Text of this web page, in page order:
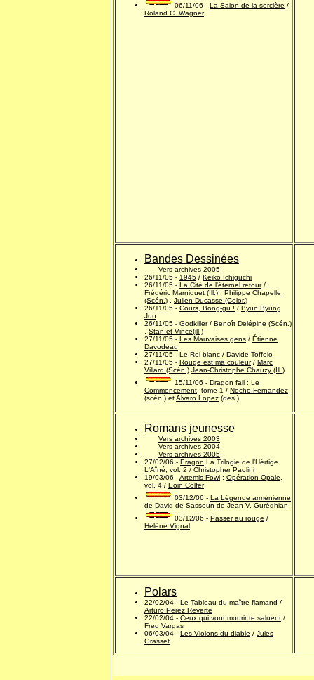
06/11/06 - La Saion de la sorcière /
Roland C. Wagner
Bandes Dessinées
Vers archives 2005
26/11/05 - 1945 / Keiko Ichiguchi
26/11/05 - La Cité de l'éternel retour/
Frédéric Marniquet (Ill.)
Philippe Chapelle
(Scén.)
Julien Ducasse (Color.)
26/11/05 - Cours, Bong-gu ! / Byun Byung
Jun
26/11/05 - Godkiller/ Benoît Delépine (Scén.)
Stan et Vince(ill.)
27/11/05 - Les Mauvaises gens / Étienne
Davodeau
27/11/05 - Le Roi blanc / Davide Toffolo
27/11/05 - Rouge est ma couleur/ Marc
Villard (Scén.) Jean-Christophe Chauzy (Ill.)
15/11/06 - Dragon fall : Le
Commencement , tome 1 / Nocho Fernandez
(scén.) etAlvaro Lopez (des.)
Romans jeunesse
Vers archives 2003
Vers archives 2004
Vers archives 2005
27/02/06 - Eragon La Trilogie de l'Hértige
L'Aîné , vol. 2 / Christopher Paolini
19/03/06 -Artemis Fowl : Opération Opale
vol. 4 / Eoin Colfer
03/12/06 - La Légende arménienne
de David de Sassoun de Jean V. Guréghian
03/12/06 - Passer au rouge /
Hélène Vignal
Polars
22/02/04 - Le Tableau du maître flamand /
Arturo Perez Reverte
22/02/04 - Ceux qui vont mourir te saluent /
Fred Vargas
06/03/04 - Les Violons du diable / Jules
Grasset